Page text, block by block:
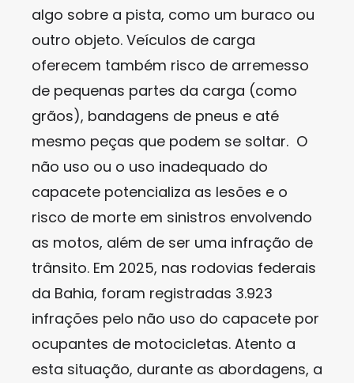
algo sobre a pista, como um buraco ou
outro objeto. Veículos de carga
oferecem também risco de arremesso
de pequenas partes da carga (como
grãos), bandagens de pneus e até
mesmo peças que podem se soltar. O
não uso ou o uso inadequado do
capacete potencializa as lesões e o
risco de morte em sinistros envolvendo
as motos, além de ser uma infração de
trânsito. Em 2025, nas rodovias federais
da Bahia, foram registradas 3.923
infrações pelo não uso do capacete por
ocupantes de motocicletas. Atento a
esta situação, durante as abordagens, a